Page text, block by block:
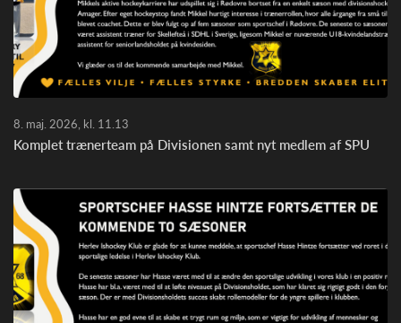
8. maj. 2026, kl. 11.13
Komplet trænerteam på Divisionen samt nyt medlem af SPU